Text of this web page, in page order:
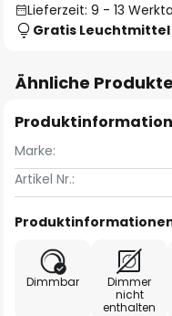
Lieferzeit: 9 - 13
Gratis Leuchtmittel
Ähnliche
Marke:
Artikel Nr.:
Dimmbar
Dimmer
nicht
enthalten